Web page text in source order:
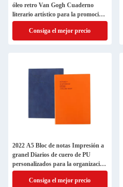
óleo retro Van Gogh Cuaderno
literario artístico para la promoción
de negocios
Consiga el mejor precio
2022 A5 Bloc de notas Impresión a
granel Diarios de cuero de PU
personalizados para la organización
de notas
Consiga el mejor precio